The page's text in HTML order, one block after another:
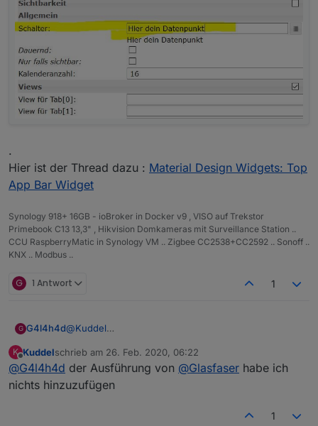
.
Hier ist der Thread dazu : Material Design Widgets: Top
App Bar Widget
Synology 918+ 16GB - ioBroker in Docker v9 , VISO auf Trekstor
Primebook C13 13,3" , Hikvision Domkameras mit Surveillance Station ..
CCU RaspberryMatic in Synology VM .. Zigbee CC2538+CC2592 .. Sonoff ..
KNX .. Modbus ..
G 1 Antwort 1
G G4l4h4d@Kuddel
bei mir einbinden, allerdings komme ich mit dem
Datenpunkt nicht so ganz klar. Hab dafür auch keine
Doku gefunden.
Könntest du mir das bitte nochmal erklären.
Danke!
K
Offline
Kuddelschrieb am 26. Feb. 2020, 06:22
zuletzt editiert von
@G4l4h4d der Ausführung von @Glasfaser habe ich
nichts hinzuzufügen
1